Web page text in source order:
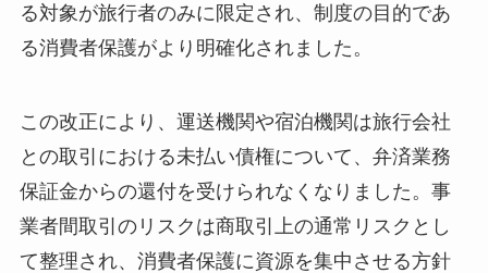
る対象が旅行者のみに限定され、制度の目的であ
る消費者保護がより明確化されました。
この改正により、運送機関や宿泊機関は旅行会社
との取引における未払い債権について、弁済業務
保証金からの還付を受けられなくなりました。事
業者間取引のリスクは商取引上の通常リスクとし
て整理され、消費者保護に資源を集中させる方針